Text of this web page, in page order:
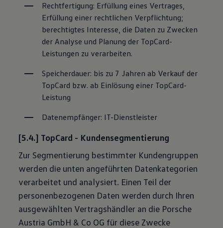
Rechtfertigung: Erfüllung eines Vertrages,
Erfüllung einer rechtlichen Verpflichtung;
berechtigtes Interesse, die Daten zu Zwecken
der Analyse und Planung der TopCard-
Leistungen zu verarbeiten.
Speicherdauer: bis zu 7 Jahren ab Verkauf der
TopCard bzw. ab Einlösung einer TopCard-
Leistung
Datenempfänger: IT-Dienstleister
[5.4.] TopCard - Kundensegmentierung
Zur Segmentierung bestimmter Kundengruppen
werden die unten angeführten Datenkategorien
verarbeitet und analysiert. Einen Teil der
personenbezogenen Daten werden durch Ihren
ausgewählten Vertragshändler an die Porsche
Austria GmbH & Co OG für diese Zwecke